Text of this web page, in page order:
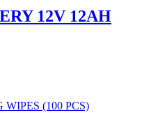
12V 12AH